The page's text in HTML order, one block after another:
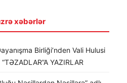
xəbərlər
Birliği’nden Vali Hulusi
YAZIRLAR